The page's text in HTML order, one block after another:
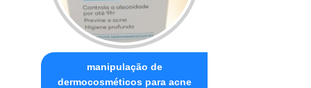
manipulação de
dermocosméticos para acne